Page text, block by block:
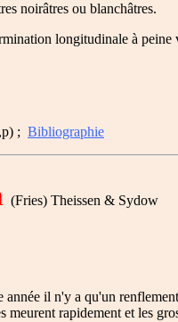
noirâtres ou blanchâtres.
longitudinale à peine
; Bibliographie
(Fries) Theissen & Sydow
il n'y a qu'un
rapidement et les